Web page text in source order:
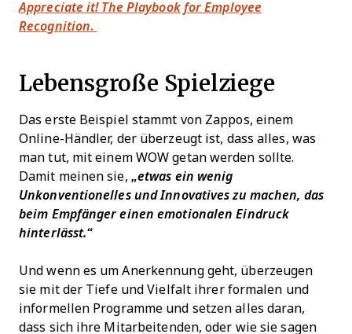
Appreciate it! The Playbook for Employee
Recognition.
Lebensgroße Spielziege
Das erste Beispiel stammt von Zappos, einem
Online-Händler, der überzeugt ist, dass alles, was
man tut, mit einem WOW getan werden sollte.
Damit meinen sie, „etwas ein wenig
Unkonventionelles und Innovatives zu machen, das
beim Empfänger einen emotionalen Eindruck
hinterlässt.“
Und wenn es um Anerkennung geht, überzeugen
sie mit der Tiefe und Vielfalt ihrer formalen und
informellen Programme und setzen alles daran,
dass sich ihre Mitarbeitenden, oder wie sie sagen